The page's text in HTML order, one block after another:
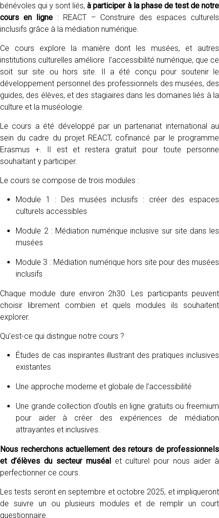
bénévoles qui y sont liés,à participer à la phase de test de notre
cours en ligne : REACT – Construire des espaces culturels
inclusifs grâce à la médiation numérique.
Ce cours explore la manière dont les musées, et autres
institutions culturelles améliore l’accessibilité numérique, que ce
soit sur site ou hors site. Il a été conçu pour soutenir le
développement personnel des professionnels des musées, des
guides, des élèves, et des stagiaires dans les domaines liés à la
culture et la muséologie.
Le cours a été développé par un partenariat international au
sein du cadre du projet REACT, cofinancé par le programme
Erasmus +. Il est et restera gratuit pour toute personne
souhaitant y participer.
Le cours se compose de trois modules :
Module 1 : Des musées inclusifs : créer des espaces
culturels accessibles
Module 2 : Médiation numérique inclusive sur site dans les
musées
Module 3 : Médiation numérique hors site pour des musées
inclusifs
Chaque module dure environ 2h30. Les participants peuvent
choisir librement combien et quels modules ils souhaitent
explorer.
Qu’est-ce qui distingue notre cours ?
Études de cas inspirantes illustrant des pratiques inclusives
existantes
Une approche moderne et globale de l’accessibilité
Une grande collection d’outils en ligne gratuits ou freemium
pour aider à créer des expériences de médiation
attrayantes et inclusives.
Nous recherchons actuellement des retours de professionnels
et d’élèves du secteur muséalet culturel pour nous aider à
perfectionner ce cours.
Les tests seront en septembre et octobre 2025, et impliqueront
de suivre un ou plusieurs modules et de remplir un court
questionnaire.